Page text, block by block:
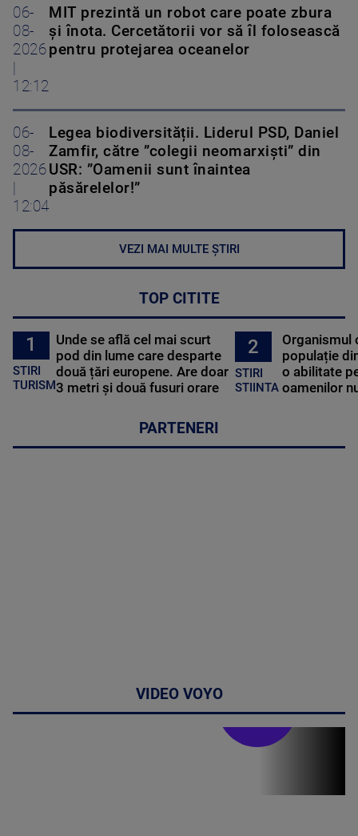
06-
08-
2026
12:12
MIT prezintă un robot care poate zbura
și înota. Cercetătorii vor să îl folosească
pentru protejarea oceanelor
06-
08-
2026
12:04
Legea biodiversității. Liderul PSD, Daniel
Zamfir, către ”colegii neomarxiști” din
USR: ”Oamenii sunt înaintea
păsărelelor!”
VEZI MAI MULTE ȘTIRI
TOP CITITE
1
STIRI
TURISM
Unde se află cel mai scurt
pod din lume care desparte
două țări europene. Are doar
3 metri și două fusuri orare
2
STIRI
STIINTA
Organismul
populație
o abilitate
oamenilor
PARTENERI
VIDEO VOYO